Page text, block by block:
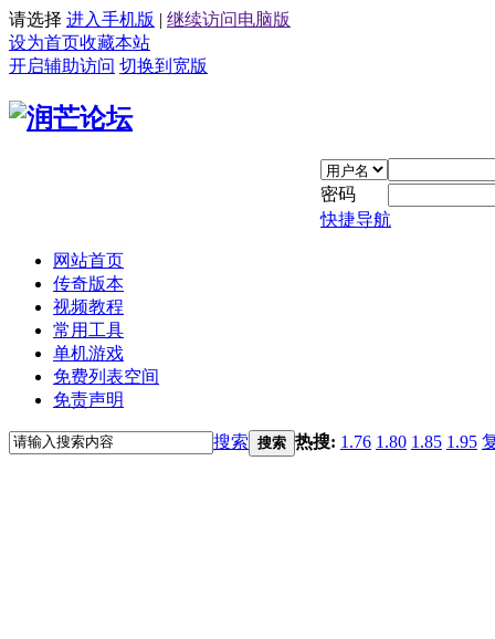
请选择 进入手机版 | 继续访问电脑版
设为首页收藏本站
开启辅助访问 切换到宽版
密码
快捷导航
网站首页
传奇版本
视频教程
常用工具
单机游戏
免费列表空间
免责声明
搜索 搜索 热搜: 1.76 1.80 1.85 1.95